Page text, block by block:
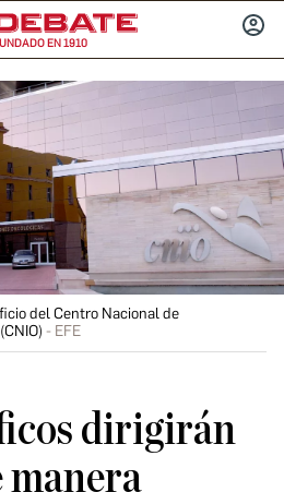
EN 1910
del Centro Nacional de
EFE
dirigirán
manera